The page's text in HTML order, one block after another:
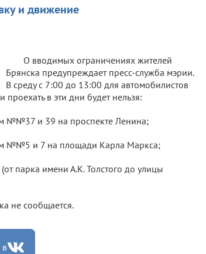
и движение
О вводимых ограничениях жителей
Брянска предупреждает пресс-служба мэрии.
В среду с 7:00 до 13:00 для автомобилистов
проехать в эти дни будет нельзя:
№№37 и 39 на проспекте Ленина;
№№5 и 7 на площади Карла Маркса;
парка имени А.К. Толстого до улицы
не сообщается.
в